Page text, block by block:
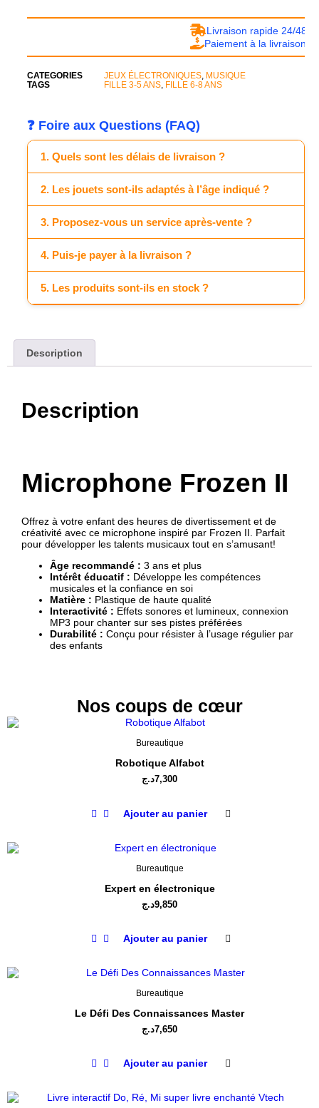
Livraison rapide 24/48h
Paiement à la livraison
CATEGORIES JEUX ÉLECTRONIQUES, MUSIQUE
TAGS
FILLE 3-5 ANS, FILLE 6-8 ANS
❓ Foire aux Questions (FAQ)
1. Quels sont les délais de livraison ?
2. Les jouets sont-ils adaptés à l’âge indiqué ?
3. Proposez-vous un service après-vente ?
4. Puis-je payer à la livraison ?
5. Les produits sont-ils en stock ?
Description
Description
Microphone Frozen II
Offrez à votre enfant des heures de divertissement et de
créativité avec ce microphone inspiré par Frozen II. Parfait
pour développer les talents musicaux tout en s’amusant!
Âge recommandé : 3 ans et plus
Intérêt éducatif : Développe les compétences
musicales et la confiance en soi
Matière : Plastique de haute qualité
Interactivité : Effets sonores et lumineux, connexion
MP3 pour chanter sur ses pistes préférées
Durabilité : Conçu pour résister à l’usage régulier par
des enfants
Nos coups de cœur
Bureautique
Robotique Alfabot
7,300د.ج
Ajouter au panier
Bureautique
Expert en électronique
9,850د.ج
Ajouter au panier
Bureautique
Le Défi Des Connaissances Master
7,650د.ج
Ajouter au panier